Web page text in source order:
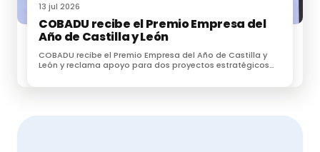
13 jul 2026
COBADU recibe el Premio Empresa del
Año de Castilla y León
COBADU recibe el Premio Empresa del Año de Castilla y
León y reclama apoyo para dos proyectos estratégicos